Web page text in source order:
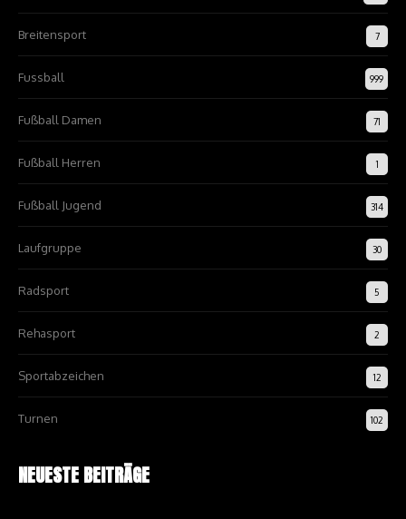
Breitensport 7
Fussball 999
Fußball Damen 71
Fußball Herren 1
Fußball Jugend 314
Laufgruppe 30
Radsport 5
Rehasport 2
Sportabzeichen 12
Turnen 102
NEUESTE BEITRÄGE